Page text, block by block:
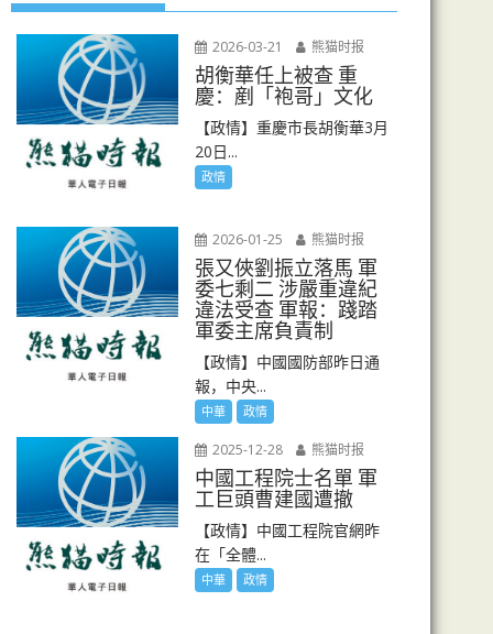
2026-03-21 熊猫时报
胡衡華任上被查 重
慶：剷「袍哥」文化
【政情】重慶市長胡衡華3月
20日...
政情
2026-01-25 熊猫时报
張又俠劉振立落馬 軍
委七剩二 涉嚴重違紀
違法受查 軍報：踐踏
軍委主席負責制
【政情】中國國防部昨日通
報，中央...
中華 政情
2025-12-28 熊猫时报
中國工程院士名單 軍
工巨頭曹建國遭撤
【政情】中國工程院官網昨
在「全體...
中華 政情